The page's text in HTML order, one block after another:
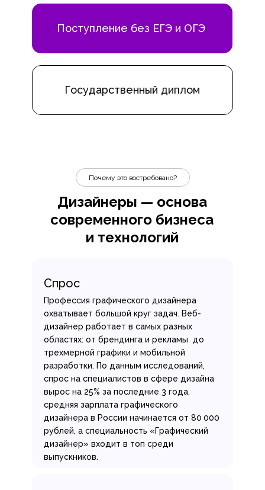
Государственный диплом
Поступление без ЕГЭ и ОГЭ
Дизайнеры — основа
современного бизнеса
и технологий
Почему это востребовано?
Спрос
Профессия графического дизайнера
охватывает большой круг задач. Веб-
дизайнер работает в самых разных
областях: от брендинга и рекламы до
трехмерной графики и мобильной
разработки. По данным исследований,
спрос на специалистов в сфере дизайна
вырос на 25% за последние 3 года,
средняя зарплата графического
дизайнера в России начинается от 80 000
рублей, а специальность «Графический
дизайнер» входит в топ среди
выпускников.